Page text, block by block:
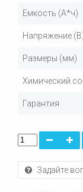
Емкость (А*ч)
Напряжение
Размеры (мм)
Химический
Гарантия
Задайте